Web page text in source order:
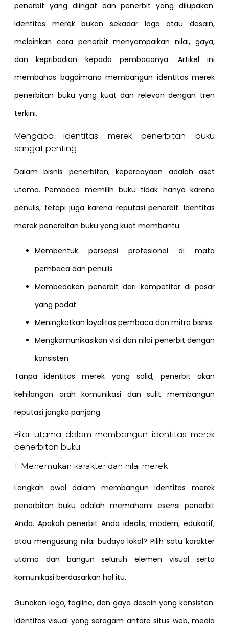
penerbit yang diingat dan penerbit yang dilupakan.
Identitas merek bukan sekadar logo atau desain,
melainkan cara penerbit menyampaikan nilai, gaya,
dan kepribadian kepada pembacanya. Artikel ini
membahas bagaimana membangun identitas merek
penerbitan buku yang kuat dan relevan dengan tren
terkini.
Mengapa identitas merek penerbitan buku
sangat penting
Dalam bisnis penerbitan, kepercayaan adalah aset
utama. Pembaca memilih buku tidak hanya karena
penulis, tetapi juga karena reputasi penerbit. Identitas
merek penerbitan buku yang kuat membantu:
Membentuk persepsi profesional di mata
pembaca dan penulis
Membedakan penerbit dari kompetitor di pasar
yang padat
Meningkatkan loyalitas pembaca dan mitra bisnis
Mengkomunikasikan visi dan nilai penerbit dengan
konsisten
Tanpa identitas merek yang solid, penerbit akan
kehilangan arah komunikasi dan sulit membangun
reputasi jangka panjang.
Pilar utama dalam membangun identitas merek
penerbitan buku
1. Menemukan karakter dan nilai merek
Langkah awal dalam membangun identitas merek
penerbitan buku adalah memahami esensi penerbit
Anda. Apakah penerbit Anda idealis, modern, edukatif,
atau mengusung nilai budaya lokal? Pilih satu karakter
utama dan bangun seluruh elemen visual serta
komunikasi berdasarkan hal itu.
Gunakan logo, tagline, dan gaya desain yang konsisten.
Identitas visual yang seragam antara situs web, media